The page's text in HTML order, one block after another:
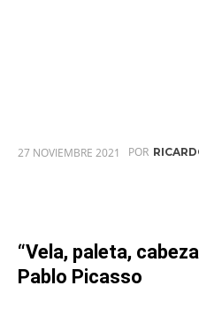
27 NOVIEMBRE 2021 POR
“Vela, paleta,
Pablo Picasso